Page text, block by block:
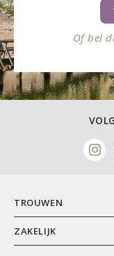
Of bel
TROUWEN
ZAKELIJK